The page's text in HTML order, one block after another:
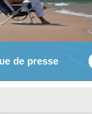
de presse